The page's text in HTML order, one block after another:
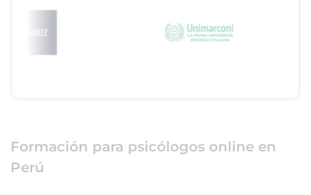
Formación para psicólogos online en
Perú